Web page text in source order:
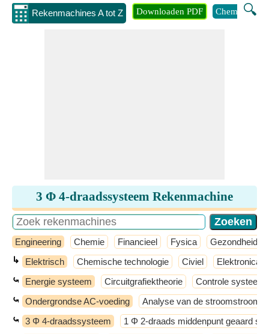
Rekenmachines A tot Z 🔍
Downloaden PDF Chemie
3 Φ 4-draadssysteem Rekenmachine
Engineering Chemie Financieel Fysica Gezondheid
↳ Elektrisch Chemische technologie Civiel Elektronica
⤿ Energie systeem Circuitgrafiektheorie Controle systeem
⤿ Ondergrondse AC-voeding Analyse van de stroomstroom
⤿ 3 Φ 4-draadssysteem 1 Φ 2-draads middenpunt geaard